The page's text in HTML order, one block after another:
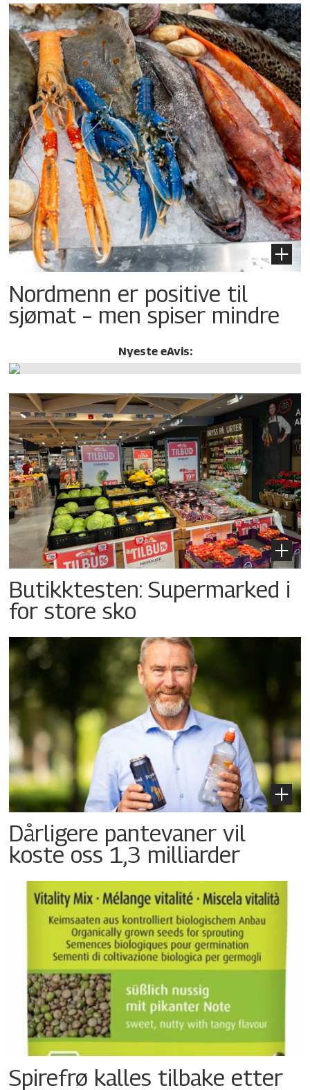
Nordmenn er positive til
sjømat – men spiser mindre
Nyeste eAvis:
Butikktesten: Supermarked i
for store sko
Dårligere pantevaner vil
koste oss 1,3 milliarder
Spirefrø kalles tilbake etter